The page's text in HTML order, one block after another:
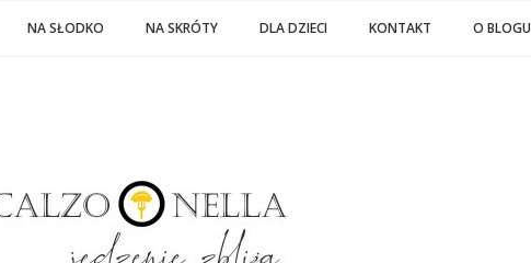
NA SŁODKO NA SKRÓTY DLA DZIECI KONTAKT O BLOGU